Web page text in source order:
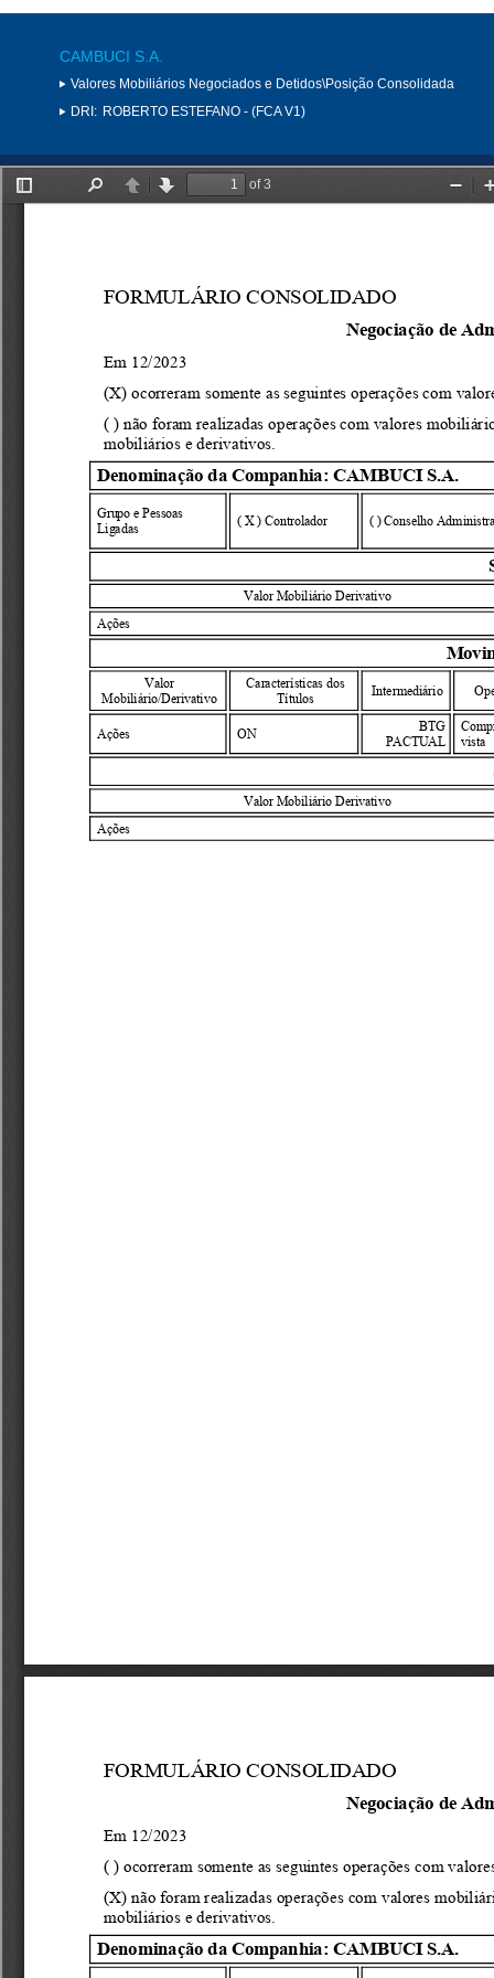
CAMBUCI S.A.
Valores Mobiliários Negociados e Detidos\Posição Consolidada
DRI: ROBERTO ESTEFANO - (FCA V1)